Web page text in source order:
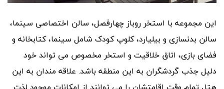
این مجموعه با استخر روباز چهارفصل، سالن اختصاصی سینما،
سالن بدنسازی و بیلیارد، کلوپ کودک شامل سینما، کتابخانه و
فضای بازی، اتاق خلاقیت و استخر مخصوص می تواند خود
دلیل جذب گردشگران به این منطقه باشد. علاقه مندان به این